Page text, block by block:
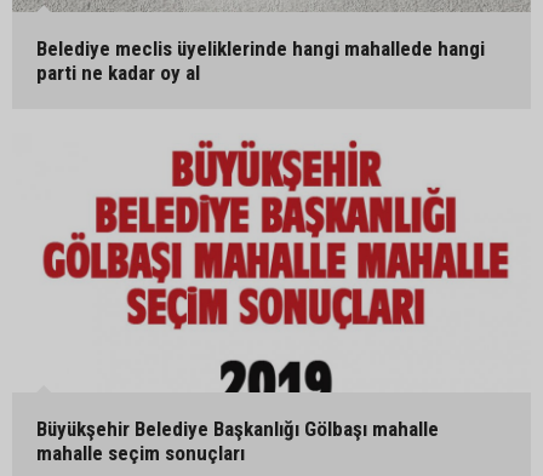
Belediye meclis üyeliklerinde hangi mahallede hangi
parti ne kadar oy al
Büyükşehir Belediye Başkanlığı Gölbaşı mahalle
mahalle seçim sonuçları